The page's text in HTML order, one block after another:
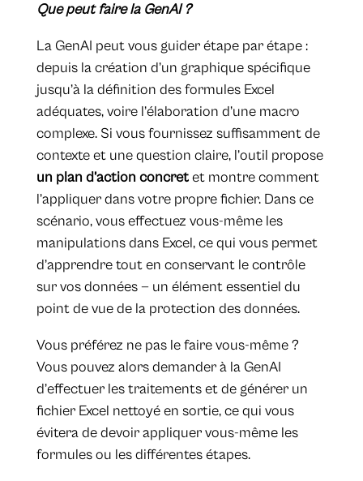
Que peut faire la GenAI ?
La GenAI peut vous guider étape par étape :
depuis la création d’un graphique spécifique
jusqu’à la définition des formules Excel
adéquates, voire l’élaboration d’une macro
complexe. Si vous fournissez suffisamment de
contexte et une question claire, l’outil propose
un plan d’action concretet montre comment
l’appliquer dans votre propre fichier. Dans ce
scénario, vous effectuez vous-même les
manipulations dans Excel, ce qui vous permet
d’apprendre tout en conservant le contrôle
sur vos données — un élément essentiel du
point de vue de la protection des données.
Vous préférez ne pas le faire vous-même ?
Vous pouvez alors demander à la GenAI
d’effectuer les traitements et de générer un
fichier Excel nettoyé en sortie, ce qui vous
évitera de devoir appliquer vous-même les
formules ou les différentes étapes.